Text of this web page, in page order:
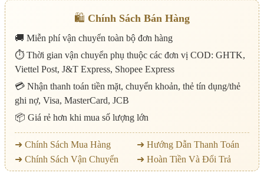
🛍️ Chính Sách Bán Hàng
🚚 Miễn phí vận chuyển toàn bộ đơn hàng
⏱️ Thời gian vận chuyển phụ thuộc các đơn vị COD: GHTK,
Viettel Post, J&T Express, Shopee Express
💳 Nhận thanh toán tiền mặt, chuyển khoản, thẻ tín dụng/thẻ
ghi nợ, Visa, MasterCard, JCB
📦 Giá rẻ hơn khi mua số lượng lớn
➜ Chính Sách Mua Hàng
➜ Hướng Dẫn Thanh Toán
➜ Chính Sách Vận Chuyển
➜ Hoàn Tiền Và Đổi Trả